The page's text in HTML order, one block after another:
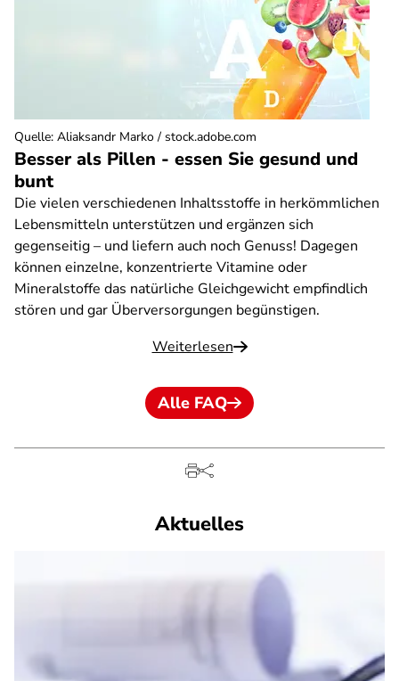
Besser als Pillen - essen Sie gesund und
bunt
Die vielen verschiedenen Inhaltsstoffe in herkömmlichen
Lebensmitteln unterstützen und ergänzen sich
gegenseitig – und liefern auch noch Genuss! Dagegen
können einzelne, konzentrierte Vitamine oder
Mineralstoffe das natürliche Gleichgewicht empfindlich
stören und gar Überversorgungen begünstigen.
Weiterlesen
Quelle: Aliaksandr Marko / stock.adobe.com
Alle FAQ
Aktuelles